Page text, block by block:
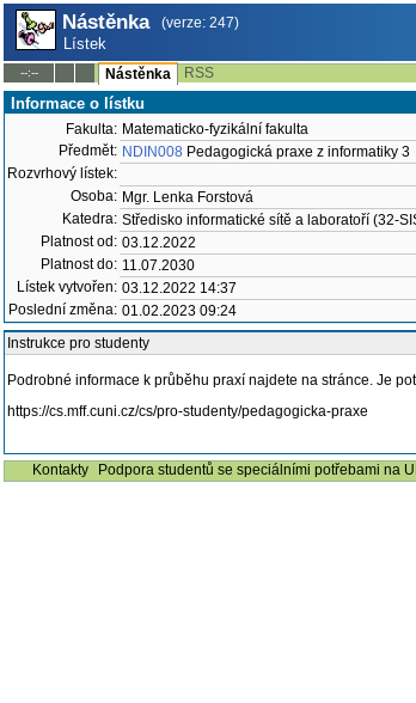
Nástěnka (verze: 247)
Lístek
--:-- Nástěnka RSS
Informace o lístku
Fakulta: Matematicko-fyzikální fakulta
Předmět: NDIN008 Pedagogická praxe z informatiky 3
Rozvrhový lístek:
Osoba: Mgr. Lenka Forstová
Katedra: Středisko informatické sítě a laboratoří (32-
Platnost od: 03.12.2022
Platnost do: 11.07.2030
Lístek vytvořen: 03.12.2022 14:37
Poslední změna: 01.02.2023 09:24
Instrukce pro studenty
Podrobné informace k průběhu praxí najdete na stránce. Je
https://cs.mff.cuni.cz/cs/pro-studenty/pedagogicka-praxe
Kontakty
Podpora studentů se speciálními potřebami na